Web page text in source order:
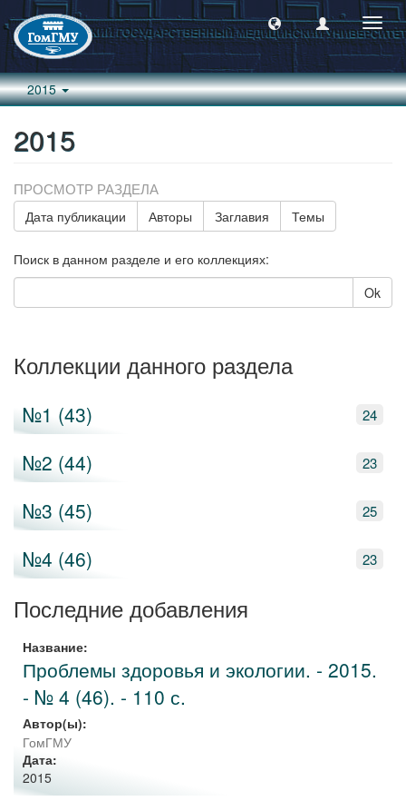
2015
2015
ПРОСМОТР РАЗДЕЛА
Дата публикации Авторы Заглавия Темы
Поиск в данном разделе и его коллекциях:
Ok
Коллекции данного раздела
№1 (43) 24
№2 (44) 23
№3 (45) 25
№4 (46) 23
Последние добавления
Название:
Проблемы здоровья и экологии. - 2015.
- № 4 (46). - 110 с.
Автор(ы):
ГомГМУ
Дата:
2015